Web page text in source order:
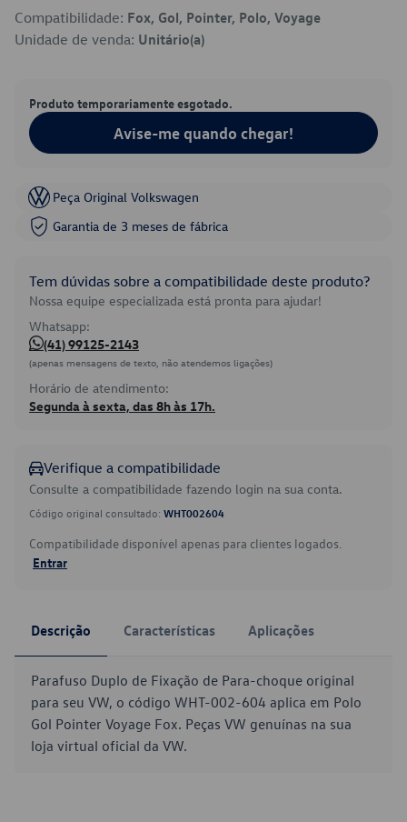
Compatibilidade: Fox, Gol, Pointer, Polo, Voyage
Unidade de venda: Unitário(a)
Produto temporariamente esgotado.
Avise-me quando chegar!
Peça Original Volkswagen
Garantia de 3 meses de fábrica
Tem dúvidas sobre a compatibilidade deste produto?
Nossa equipe especializada está pronta para ajudar!
Whatsapp:
(41) 99125-2143
(apenas mensagens de texto, não atendemos ligações)
Horário de atendimento:
Segunda à sexta, das 8h às 17h.
Verifique a compatibilidade
Consulte a compatibilidade fazendo login na sua conta.
Código original consultado: WHT002604
Compatibilidade disponível apenas para clientes logados.
Entrar
Descrição Características Aplicações
Parafuso Duplo de Fixação de Para-choque original
para seu VW, o código WHT-002-604 aplica em Polo
Gol Pointer Voyage Fox. Peças VW genuínas na sua
loja virtual oficial da VW.